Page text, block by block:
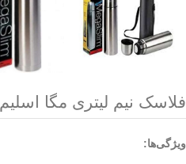
فلاسک نیم لیتری مگا اسلیم
ویژگی‌ها: